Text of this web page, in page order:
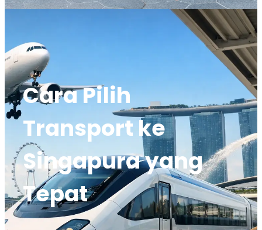
Cara Pilih
Transport ke
Singapura yang
Tepat